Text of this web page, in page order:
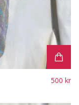
500 kr